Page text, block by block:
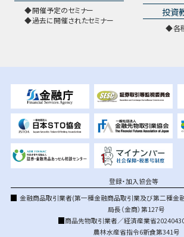
開催予定のセミナー
過去に開催されたセミナー
投資
各
登録・加入協会等
金融商品取引業者(第一種金融商品取引業及び第二種金
局長（金商）第127号
商品先物取引業者／経済産業省
農林水産省指令6新食第341号